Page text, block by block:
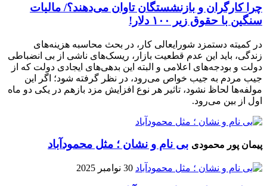
چرا کارگران و بازنشستگان تاوان می‌دهند؟/ مالیات
سنگین با حقوق زیر ۱۰۰ دلار!
در کمیته دستمزد شورایعالی کار، در بحث محاسبه هزینه‌های
زندگی، باید این عدم قطعیت بازار، ریسک‌های ناشی از بی انضباطی
دولت و بودجه‌های اعلامی و البته این بدهی‌های ایجادی دولت که از
جیب مردم به جیب خواص می‌رود، در نظر گرفته شود؛ اگر این
مولفه‌ها لحاظ نشود، تاثیر هر نوع افزایش مزد بازهم در یکی دو ماه
اول از بین می‌رود.
پیمان پور محمودی بی نام و نشان ؛ مثل محمودآباد
30 نوامبر 2025